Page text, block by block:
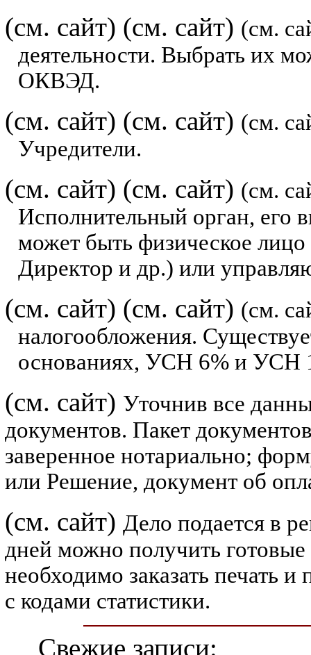
(см. сайт) (см. сайт) (см.
деятельности. Выбрать их
ОКВЭД.
(см. сайт) (см. сайт) (см.
Учредители.
(см. сайт) (см. сайт) (см.
Исполнительный орган, его
может быть физическое
Директор и др.) или
(см. сайт) (см. сайт) (см.
налогообложения.
основаниях, УСН 6% и УСН
(см. сайт) Уточнив все
документов. Пакет
заверенное нотариально;
или Решение, документ об
(см. сайт) Дело подается в
дней можно получить
необходимо заказать
с кодами статистики.
Свежие записи: